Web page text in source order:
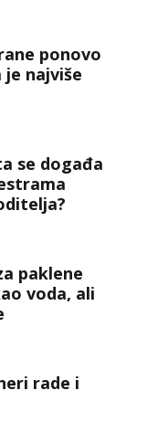
ponovo
najviše
se događa
paklene
voda, ali
rade i